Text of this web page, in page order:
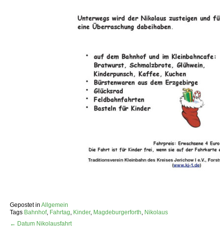
Gepostet in Allgemein
Tags Bahnhof, Fahrtag Kinder, Magdeburgerforth Nikolaus
← Datum Nikolausfahrt